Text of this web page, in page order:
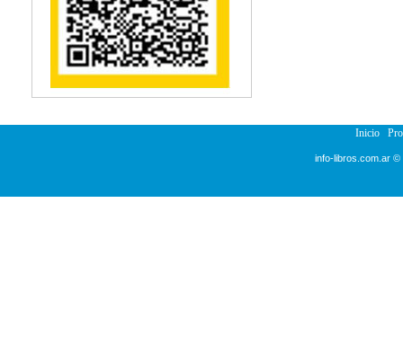
Reumatología
Salud Pública
Semiología
Terapia Ocupacional
Urología
Inicio
info-libros.com.ar